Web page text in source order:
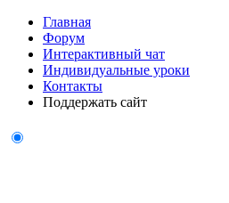
Главная
Форум
Интерактивный чат
Индивидуальные уроки
Контакты
Поддержать сайт